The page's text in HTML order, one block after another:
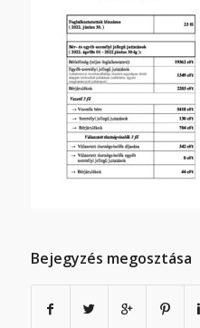
Bejegyzés megosztása